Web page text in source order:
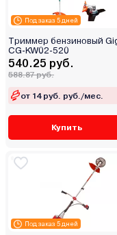
Под заказ 5 дней
Триммер бензиновый
CG-KW02-520
540.25 руб.
588.87 руб.
от 14 руб. руб./мес.
Купить
Под заказ 5 дней